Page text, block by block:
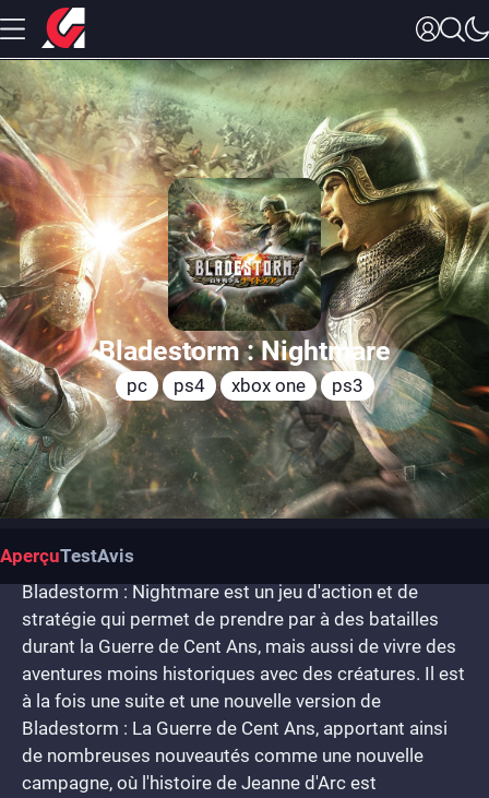
Bladestorm : Nightmare
pc ps4 xbox one ps3
AperçuTestAvis
Bladestorm : Nightmare est un jeu d'action et de
stratégie qui permet de prendre par à des batailles
durant la Guerre de Cent Ans, mais aussi de vivre des
aventures moins historiques avec des créatures. Il est
à la fois une suite et une nouvelle version de
Bladestorm : La Guerre de Cent Ans, apportant ainsi
de nombreuses nouveautés comme une nouvelle
campagne, où l'histoire de Jeanne d'Arc est